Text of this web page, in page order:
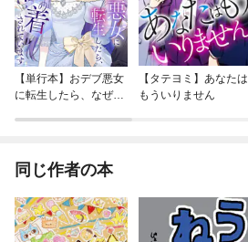
【単行本】おデブ悪女
に転生したら、なぜか
【タテヨミ】あなたは
もういりません
同じ作者の本